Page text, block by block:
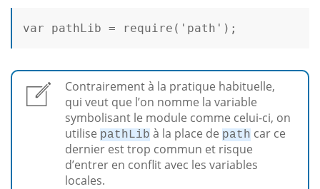
var pathLib = require ( 'path' );
Contrairement à la pratique habituelle,
qui veut que l’on nomme la variable
symbolisant le module comme celui-ci, on
utilise pathLib à la place de path car ce
dernier est trop commun et risque
d’entrer en conflit avec les variables
locales.